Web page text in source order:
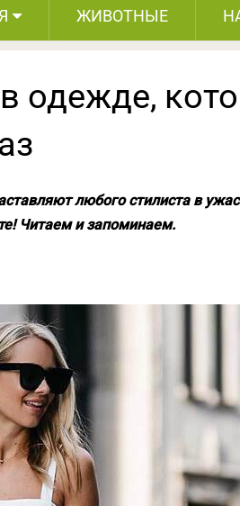
ЖИВОТНЫЕ
одежде,
любого стилиста в
Читаем и запоминаем.